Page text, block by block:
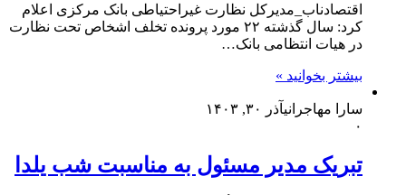
اقتصادناب_مدیرکل نظارت غیراحتیاطی بانک مرکزی اعلام
کرد: سال گذشته ۲۲ مورد پرونده تخلف اشخاص تحت نظارت
در هیات انتظامی بانک…
بیشتر بخوانید »
سارا مهاجرانیآذر ۳۰, ۱۴۰۳
۰
تبریک مدیر مسئول به مناسبت شب یلدا